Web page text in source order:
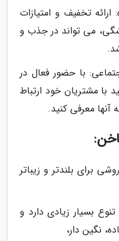
ارائه تخفیف و امتیازات
می تواند در جذب و
با حضور فعال در
با مشتریان خود ارتباط
آنها معرفی کنید.
برای بلندتر و زیباتر
بسیار زیادی دارد و
نگین دار،